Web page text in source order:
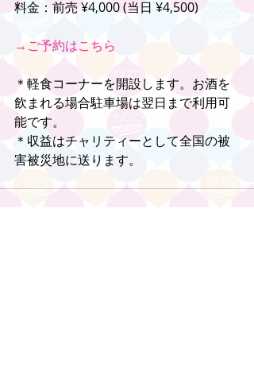
料金：前売 ¥4,000 (当日 ¥4,500)
→ご予約はこちら
＊軽食コーナーを開設します。お酒を
飲まれる場合駐車場は翌日まで利用可
能です。
＊収益はチャリティーとして全国の被
害被災地に送ります。